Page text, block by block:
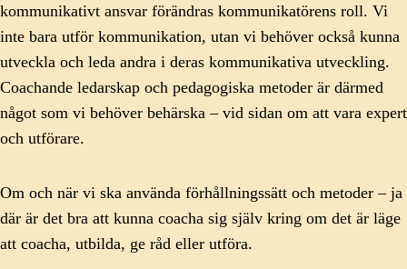
kommunikativt ansvar förändras kommunikatörens roll. Vi
inte bara utför kommunikation, utan vi behöver också kunna
utveckla och leda andra i deras kommunikativa utveckling.
Coachande ledarskap och pedagogiska metoder är därmed
något som vi behöver behärska – vid sidan om att vara expert
och utförare.
Om och när vi ska använda förhållningssätt och metoder – ja
där är det bra att kunna coacha sig själv kring om det är läge
att coacha, utbilda, ge råd eller utföra.